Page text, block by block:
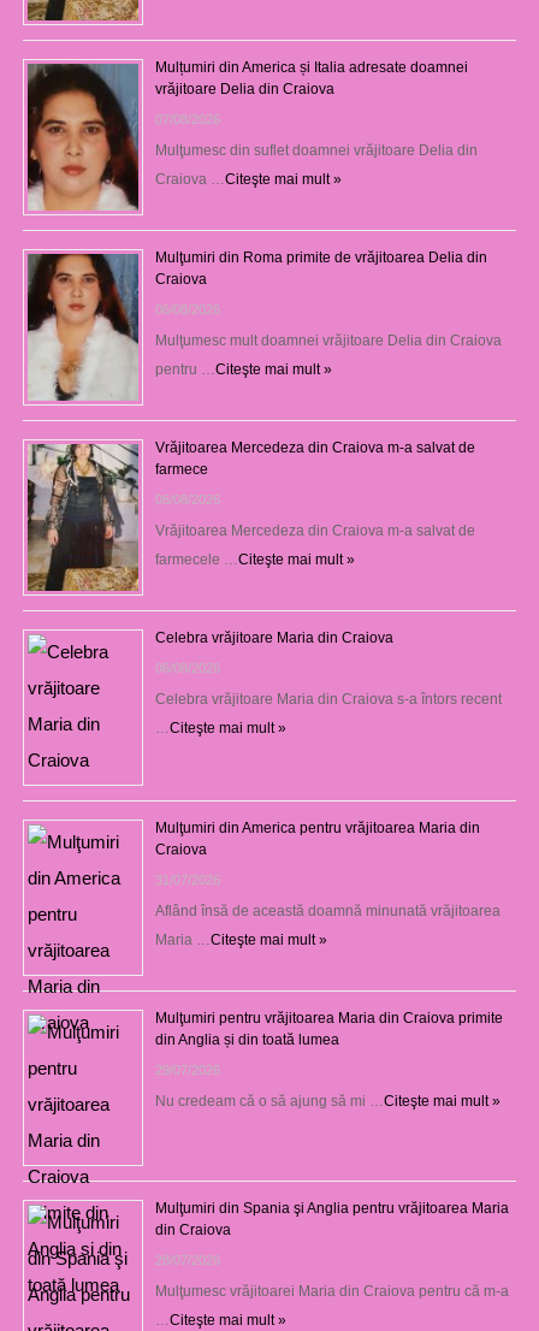
Mulțumiri din America și Italia adresate doamnei
vrăjitoare Delia din Craiova
07/08/2026
Mulţumesc din suflet doamnei vrăjitoare Delia din
Craiova …Citeşte mai mult »
Mulţumiri din Roma primite de vrăjitoarea Delia din
Craiova
06/08/2026
Mulţumesc mult doamnei vrăjitoare Delia din Craiova
pentru …Citeşte mai mult »
Vrăjitoarea Mercedeza din Craiova m-a salvat de
farmece
06/08/2026
Vrăjitoarea Mercedeza din Craiova m-a salvat de
farmecele …Citeşte mai mult »
Celebra vrăjitoare Maria din Craiova
06/08/2026
Celebra vrăjitoare Maria din Craiova s-a întors recent
…Citeşte mai mult »
Mulţumiri din America pentru vrăjitoarea Maria din
Craiova
31/07/2026
Aflând însă de această doamnă minunată vrăjitoarea
Maria …Citeşte mai mult »
Mulţumiri pentru vrăjitoarea Maria din Craiova primite
din Anglia și din toată lumea
29/07/2026
Nu credeam că o să ajung să mi …Citeşte mai mult »
Mulţumiri din Spania şi Anglia pentru vrăjitoarea Maria
din Craiova
28/07/2026
Mulţumesc vrăjitoarei Maria din Craiova pentru că m-a
…Citeşte mai mult »